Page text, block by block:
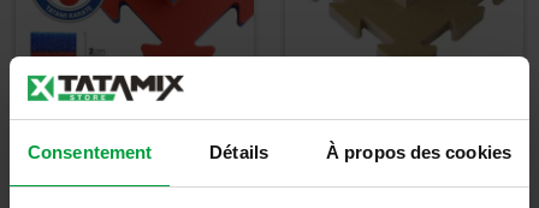
Consentement Détails À propos des cookies
K20W - WKF
approuvé
Tatami Made In
Italy C20L